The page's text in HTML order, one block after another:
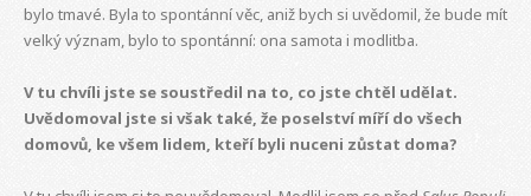
bylo tmavé. Byla to spontánní věc, aniž bych si uvědomil, že bude mít
velký význam, bylo to spontánní: ona samota i modlitba.
V tu chvíli jste se soustředil na to, co jste chtěl udělat.
Uvědomoval jste si však také, že poselství míří do všech
domovů, ke všem lidem, kteří byli nuceni zůstat doma?